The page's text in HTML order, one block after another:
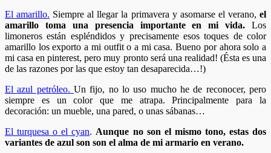
El amarillo. Siempre al llegar la primavera y asomarse el verano,el
amarillo toma una presencia importante en mi vida. Los
limoneros están espléndidos y precisamente esos toques de color
amarillo los exporto a mi outfit o a mi casa. Bueno por ahora solo a
mi casa en pinterest, pero muy pronto será una realidad! (Ésta es una
de las razones por las que estoy tan desaparecida…!)
El azul petróleo. Un fijo, no lo uso mucho he de reconocer, pero
siempre es un color que me atrapa. Principalmente para la
decoración: un mueble, una pared, o unas sábanas…
El turquesa o el cyan. Aunque no son el mismo tono, estas dos
variantes de azul son son el alma de mi armario en verano.